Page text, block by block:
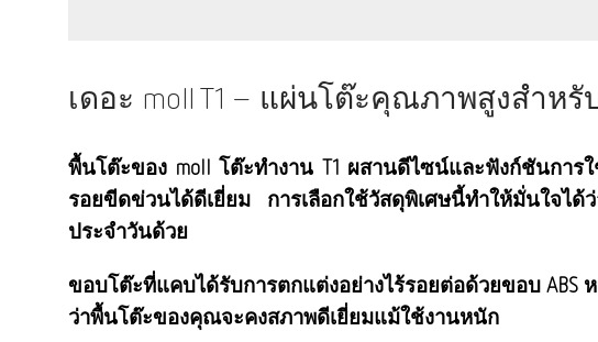
เดอะ moll T1 – แผ่นโต๊ะคุณภาพสูงสำห
พื้นโต๊ะของ moll โต๊ะทำงาน T1 ผสานดีไซน์และฟังก์ชันการ
รอยขีดข่วนได้ดีเยี่ยม การเลือกใช้วัสดุพิเศษนี้ทำให้มั่นใจไ
ประจำวันด้วย
ขอบโต๊ะที่แคบได้รับการตกแต่งอย่างไร้รอยต่อด้วยขอบ
ว่าพื้นโต๊ะของคุณจะคงสภาพดีเยี่ยมแม้ใช้งานหนัก